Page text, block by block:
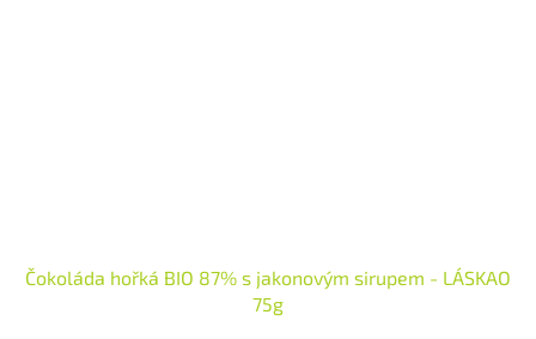
Čokoláda hořká BIO 87% s jakonovým sirupem - LÁSKAO
75g